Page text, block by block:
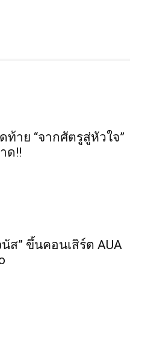
าย “จากศัตรูสู่หัวใจ”
ด!!
ส” ขึ้นคอนเสิร์ต AUA